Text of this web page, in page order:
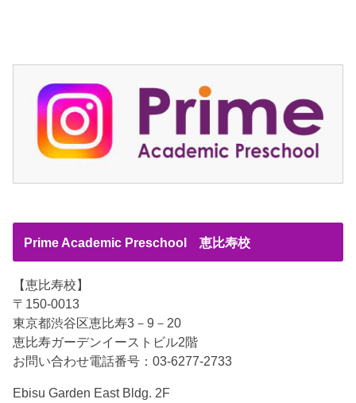
Prime Academic Preschool 恵比寿校
【恵比寿校】
〒150-0013
東京都渋谷区恵比寿3－9－20
恵比寿ガーデンイーストビル2階
お問い合わせ電話番号：03-6277-2733
Ebisu Garden East Bldg. 2F